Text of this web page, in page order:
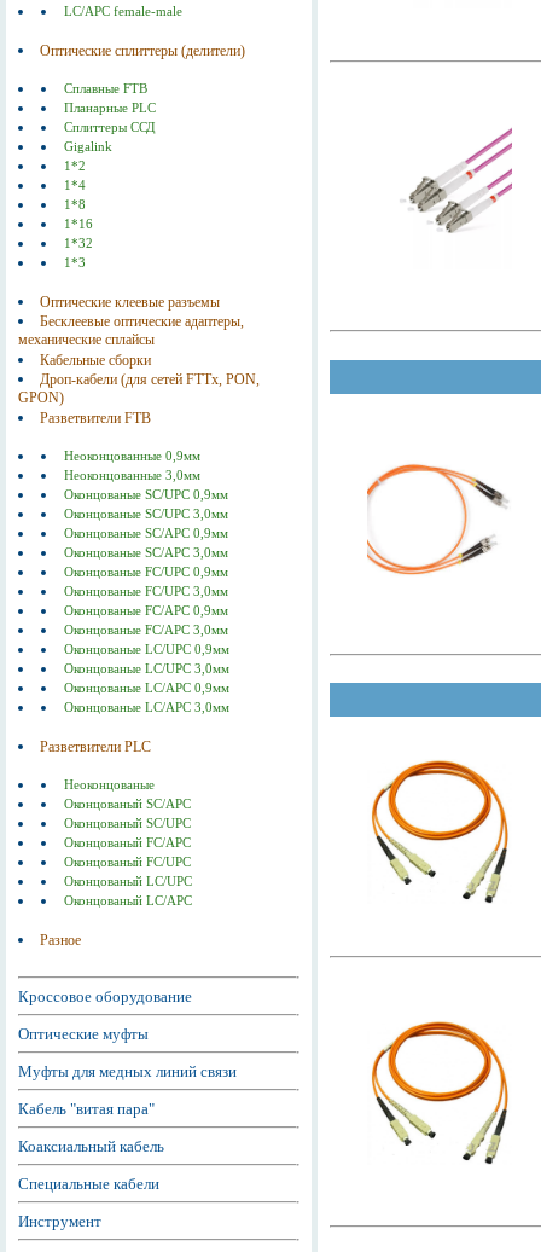
LC/APC female-male
Оптические сплиттеры (делители)
Сплавные FTB
Планарные PLC
Сплиттеры ССД
Gigalink
1*2
1*4
1*8
1*16
1*32
1*3
Оптические клеевые разъемы
Бесклеевые оптические адаптеры,
механические сплайсы
Кабельные сборки
Дроп-кабели (для сетей FTTx, PON,
GPON)
Разветвители FTB
Неоконцованные 0,9мм
Неоконцованные 3,0мм
Оконцованые SC/UPC 0,9мм
Оконцованые SC/UPC 3,0мм
Оконцованые SC/АPC 0,9мм
Оконцованые SC/АPC 3,0мм
Оконцованые FC/UPC 0,9мм
Оконцованые FC/UPC 3,0мм
Оконцованые FC/АPC 0,9мм
Оконцованые FC/АPC 3,0мм
Оконцованые LC/UPC 0,9мм
Оконцованые LC/UPC 3,0мм
Оконцованые LC/АPC 0,9мм
Оконцованые LC/АPC 3,0мм
Разветвители PLC
Неоконцованые
Оконцованый SC/APC
Оконцованый SC/UPC
Оконцованый FC/APC
Оконцованый FC/UPC
Оконцованый LC/UPC
Оконцованый LC/APC
Разное
Кроссовое оборудование
Оптические муфты
Муфты для медных линий связи
Кабель "витая пара"
Коаксиальный кабель
Специальные кабели
Инструмент